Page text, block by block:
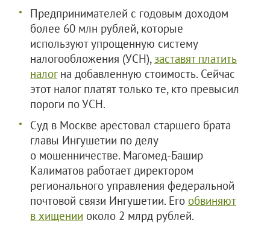
Предпринимателей с годовым доходом
более 60 млн рублей, которые
используют упрощенную систему
налогообложения (УСН), заставят платить
налогна добавленную стоимость. Сейчас
этот налог платят только те, кто превысил
пороги по УСН.
Суд в Москве арестовал старшего брата
главы Ингушетии по делу
о мошенничестве. Магомед-Башир
Калиматов работает директором
регионального управления федеральной
почтовой связи Ингушетии. Его обвиняют
в хищении около 2 млрд рублей.